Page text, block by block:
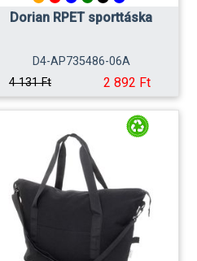
Dorian RPET sporttáska
D4-AP735486-06A
4 131 Ft
2 892 Ft